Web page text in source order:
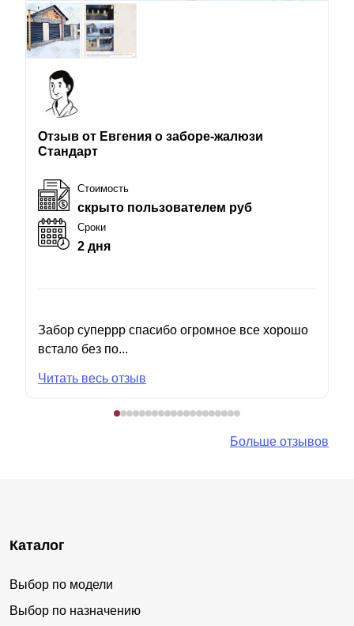
Отзыв от Евгения о заборе-жалюзи
Стандарт
Стоимость
скрыто пользователем руб
Сроки
2 дня
Забор суперрр спасибо огромное все хорошо
встало без по...
Читать весь отзыв
Больше отзывов
Каталог
Выбор по модели
Выбор по назначению